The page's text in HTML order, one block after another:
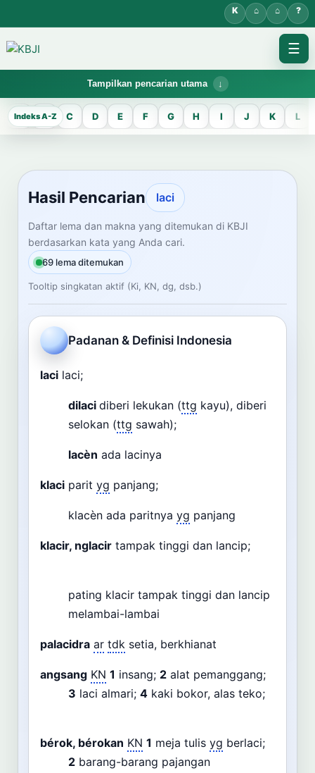
☰
Tampilkan pencarian utama
KBJI WORKSPACE
Hasil Pencarian
Temukan lema Jawa dan maknanya dalam bahasa Indonesia saat
mengelola data Kamus Bahasa Jawa-Indonesia.
CARI LEMA JAWA
Masukkan kata Jawa
Dashboard
A B C D E F G H I J K L
Hasil Pencarian laci
Daftar lema dan makna yang ditemukan di KBJI
berdasarkan kata yang Anda cari.
69 lema ditemukan
Tooltip singkatan aktif (Ki, KN, dg, dsb.)
Padanan & Definisi Indonesia
laci laci;
dilaci diberi lekukan (ttg kayu), diberi
selokan (ttg sawah);
lacèn ada lacinya
klaci parit yg panjang;
klacèn ada paritnya yg panjang
klacir, nglacir tampak tinggi dan lancip;
pating klacir tampak tinggi dan lancip
melambai-lambai
palacidra ar tdk setia, berkhianat
angsang KN 1 insang; 2 alat pemanggang;
3 laci almari; 4 kaki bokor, alas teko;
bérok, bérokan KN 1 meja tulis yg berlaci;
2 barang-barang pajangan